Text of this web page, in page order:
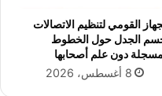
القومي لتنظيم الاتصالات
الجدل حول الخطوط
دون علم أصحابها
8 أغسطس، 2026